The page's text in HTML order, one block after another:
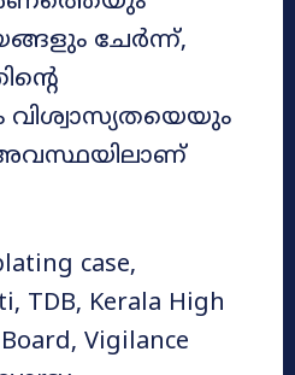
ചേർന്ന്,
അവസ്ഥയിലാണ്
case,
TDB, Kerala High
Vigilance